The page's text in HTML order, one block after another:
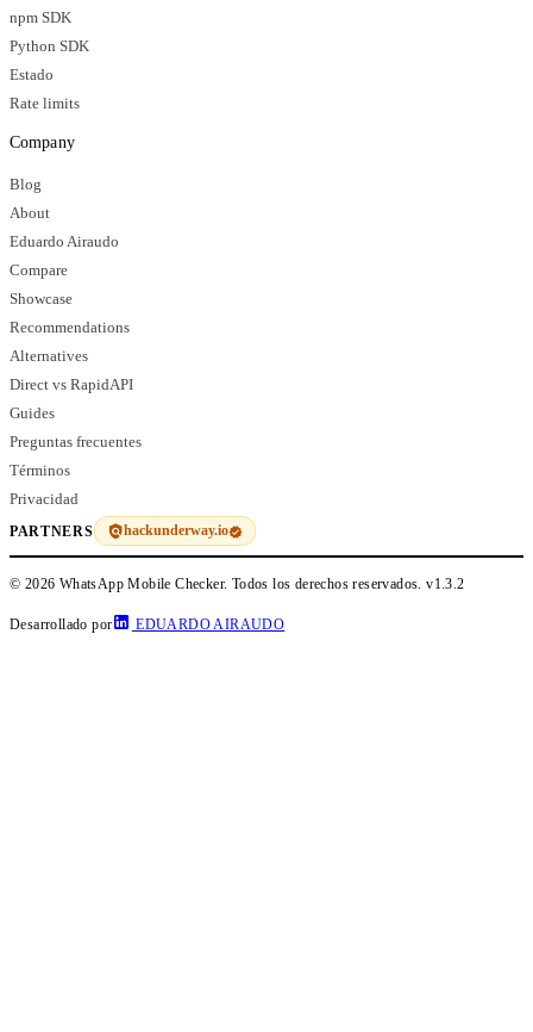
npm SDK
Python SDK
Estado
Rate limits
Company
Blog
About
Eduardo Airaudo
Compare
Showcase
Recommendations
Alternatives
Direct vs RapidAPI
Guides
Preguntas frecuentes
Términos
Privacidad
PARTNERS hackunderway.io
© 2026 WhatsApp Mobile Checker. Todos los derechos reservados.v1.3.2
Desarrollado por EDUARDO AIRAUDO